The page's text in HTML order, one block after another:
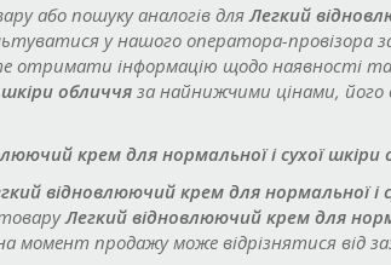
або пошуку аналогів дляЛегкий
у нашого оператора-провізора
отримати інформацію щодо наявності
обличчяза найнижчими цінами, його
крем для нормальної і сухої шкіри
відновлюючий крем для нормальної і
Легкий відновлюючий крем для
момент продажу може відрізнятися від